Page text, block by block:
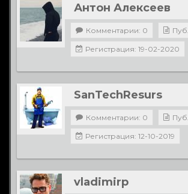
Антон Алексеев
Комментарии: 0
Регистрация: 19-02-2020
SanTechResurs
Комментарии: 0
Регистрация: 12-10-2019
vladimirp